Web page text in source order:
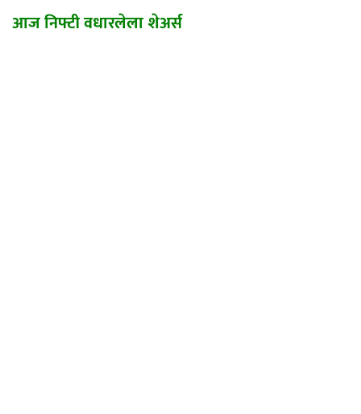
आज निफ्टी वधारलेला शेअर्स